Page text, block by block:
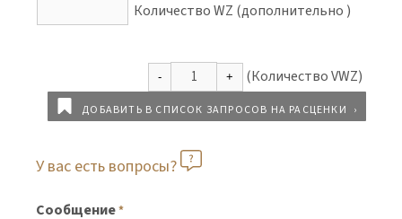
Количество WZ (дополнительно )
ДОБАВИТЬ В СПИСОК ЗАПРОСОВ НА РАСЦЕНКИ
У вас есть вопросы?
Сообщение*